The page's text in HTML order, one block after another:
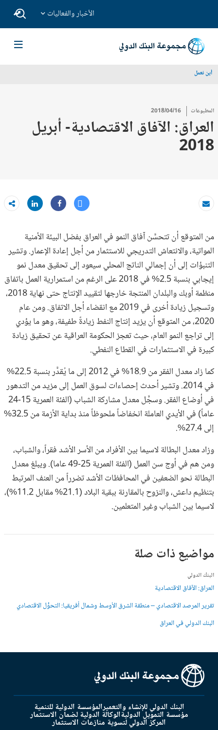
الأخبار والفعاليات
أين نعمل
المطبوعات 2018/04/16
العراق: الآفاق الاقتصادية- أبريل
2018
بريد الكتروني
Tweet
Share
Share
من المتوقع أن تتحسَّن آفاق النمو في العراق بفضل البيئة الأمنية
المواتية، والانتعاش التدريجي للاستثمار من أجل إعادة الإعمار. وتشير
التنبؤات إلى أن إجمالي الناتج المحلي سيعود إلى تحقيق معدل نمو
إيجابي بنسبة 2.5% في 2018 على الرغم من استمرارية العمل باتفاق
منظمة أوبك والبلدان المنتجة خارجها لتقييد الإنتاج حتى نهاية 2018،
وتسجيل زيادة أخرى في 2019 مع انقضاء أجل الاتفاق. ومن عام
2020، من المتوقع أن يزيد إنتاج النفط زيادةً طفيفة، وهو ما يؤدي
إلى تراجع النمو العام، حيث تعجز الحكومة العراقية عن تحقيق زيادة
كبيرة في الاستثمارات في القطاع النفطي.
كما زاد معدل الفقر من 18.9% في 2012 إلى ما يُقدَّر بنسبة 22.5%
في 2014. وتشير أحدث إحصاءات لسوق العمل إلى مزيد من التدهور
في أوضاع الفقر. وسجَّل معدل مشاركة الشباب (الفئة العمرية 15-24
عاماً) في الأيدي العاملة انخفاضاً ملحوظاً منذ بداية الأزمة من 32.5%
إلى 27.4%.
وزاد معدل البطالة لاسيما بين الأفراد من الأسر الأشد فقراً، والشباب،
ومن هم في أوج سن العمل (الفئة العمرية 25-49 عاما). ويبلغ معدل
البطالة نحو الضعفين في المحافظات الأشد تضرراً من العنف المرتبط
بتنظيم داعش، والنزوح بالمقارنة ببقية البلاد (21.1% مقابل 11.2%)،
لاسيما بين الشباب وغير المتعلمين.
مواضيع ذات صلة
البنك الدولي
العراق: الآفاق الاقتصادية
تقرير المرصد الاقتصادي – منطقة الشرق الأوسط وشمال أفريقيا: التحوُّل الاقتصادي
البنك الدولي في العراق
البنك الدولي للإنشاء والتعميرالمؤسسة الدولية للتنمية
مؤسسة التمويل الدوليةالوكالة الدولية لضمان الاستثمار
المركز الدولي لتسوية منازعات الاستثمار